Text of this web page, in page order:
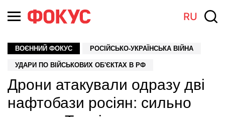
RU
ВОЄННИЙ ФОКУС РОСІЙСЬКО-УКРАЇНСЬКА ВІЙНА
УДАРИ ПО ВІЙСЬКОВИХ ОБ'ЄКТАХ В РФ
Дрони атакували одразу дві
нафтобази росіян: сильно